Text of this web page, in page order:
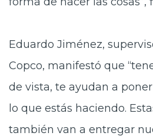
Eduardo Jiménez,
Copco, manifestó que
de vista, te ayudan a
lo que estás haciendo.
también van a entregar